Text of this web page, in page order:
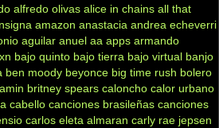
alfredo olivas alice in chains all that
amazon anastacia andrea echeverri
aguilar anuel aa apps armando
bajo quinto bajo tierra bajo virtual banjo
ben moody beyonce big time rush bolero
britney spears caloncho calor urbano
cabello canciones brasileñas canciones
carlos eleta almaran carly rae jepsen